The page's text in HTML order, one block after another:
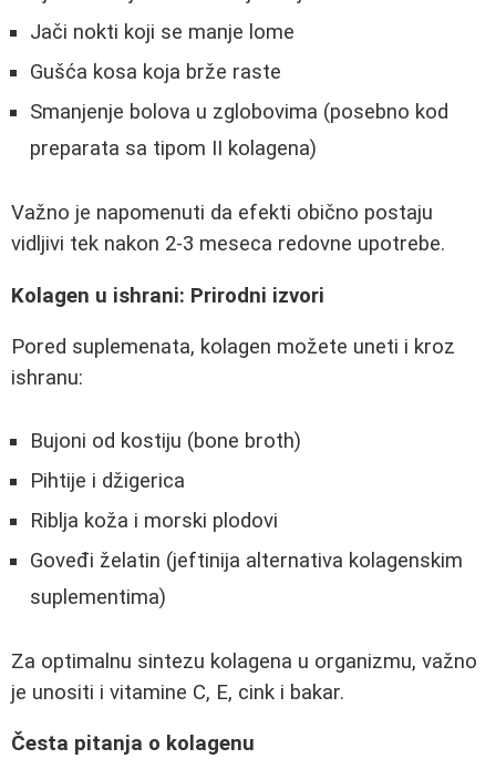
Jači nokti koji se manje lome
Gušća kosa koja brže raste
Smanjenje bolova u zglobovima (posebno kod
preparata sa tipom II kolagena)
Važno je napomenuti da efekti obično postaju
vidljivi tek nakon 2-3 meseca redovne upotrebe.
Kolagen u ishrani: Prirodni izvori
Pored suplemenata, kolagen možete uneti i kroz
ishranu:
Bujoni od kostiju (bone broth)
Pihtije i džigerica
Riblja koža i morski plodovi
Goveđi želatin (jeftinija alternativa kolagenskim
suplementima)
Za optimalnu sintezu kolagena u organizmu, važno
je unositi i vitamine C, E, cink i bakar.
Česta pitanja o kolagenu